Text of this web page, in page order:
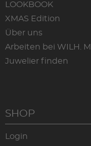
LOOKBOOK
XMAS Edition
Über uns
Arbeiten bei WILH.
Juwelier finden
SHOP
Login